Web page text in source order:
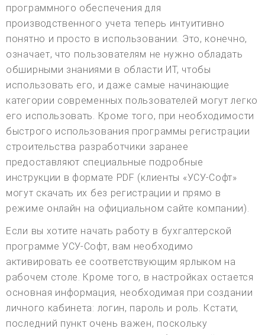
программного обеспечения для
производственного учета теперь интуитивно
понятно и просто в использовании. Это, конечно,
означает, что пользователям не нужно обладать
обширными знаниями в области ИТ, чтобы
использовать его, и даже самые начинающие
категории современных пользователей могут легко
его использовать. Кроме того, при необходимости
быстрого использования программы регистрации
строительства разработчики заранее
предоставляют специальные подробные
инструкции в формате PDF (клиенты «УСУ-Софт»
могут скачать их без регистрации и прямо в
режиме онлайн на официальном сайте компании).
Если вы хотите начать работу в бухгалтерской
программе УСУ-Софт, вам необходимо
активировать ее соответствующим ярлыком на
рабочем столе. Кроме того, в настройках остается
основная информация, необходимая при создании
личного кабинета: логин, пароль и роль. Кстати,
последний пункт очень важен, поскольку